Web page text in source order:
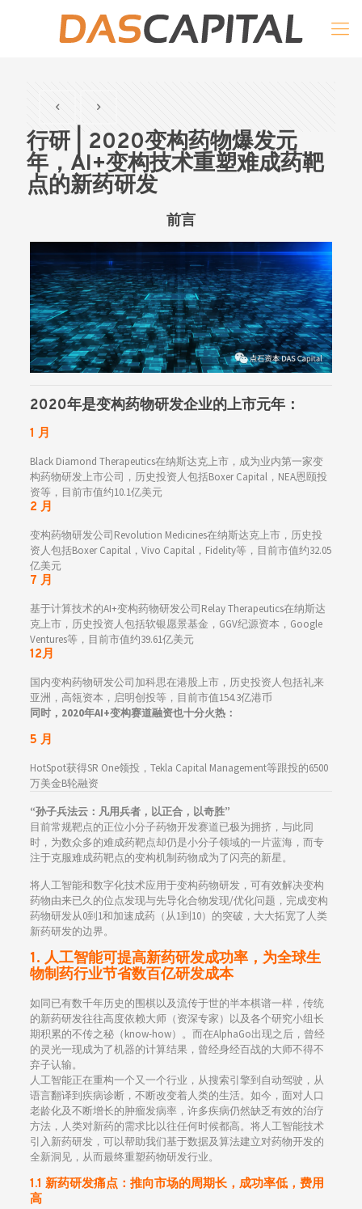
行研 | 2020变构药物爆发元
年，AI+变构技术重塑难成药靶
点的新药研发
前言
2020年是变构药物研发企业的上市元年：
1 月
Black Diamond Therapeutics在纳斯达克上市，成为业内第一家变
构药物研发上市公司，历史投资人包括Boxer Capital，NEA恩颐投
资等，目前市值约10.1亿美元
2 月
变构药物研发公司Revolution Medicines在纳斯达克上市，历史投
资人包括Boxer Capital，Vivo Capital，Fidelity等，目前市值约32.05
亿美元
7 月
基于计算技术的AI+变构药物研发公司Relay Therapeutics在纳斯达
克上市，历史投资人包括软银愿景基金，GGV纪源资本，Google
Ventures等，目前市值约39.61亿美元
12月
国内变构药物研发公司加科思在港股上市，历史投资人包括礼来
亚洲，高瓴资本，启明创投等，目前市值154.3亿港币
同时，2020年AI+变构赛道融资也十分火热：
5 月
HotSpot获得SR One领投，Tekla Capital Management等跟投的6500
万美金B轮融资
“孙子兵法云：凡用兵者，以正合，以奇胜”
目前常规靶点的正位小分子药物开发赛道已极为拥挤，与此同
时，为数众多的难成药靶点却仍是小分子领域的一片蓝海，而专
注于克服难成药靶点的变构机制药物成为了闪亮的新星。
将人工智能和数字化技术应用于变构药物研发，可有效解决变构
药物由来已久的位点发现与先导化合物发现/优化问题，完成变构
药物研发从0到1和加速成药（从1到10）的突破，大大拓宽了人类
新药研发的边界。
1. 人工智能可提高新药研发成功率，为全球生
物制药行业节省数百亿研发成本
如同已有数千年历史的围棋以及流传于世的半本棋谱一样，传统
的新药研发往往高度依赖大师（资深专家）以及各个研究小组长
期积累的不传之秘（know-how）。而在AlphaGo出现之后，曾经
的灵光一现成为了机器的计算结果，曾经身经百战的大师不得不
弃子认输。
人工智能正在重构一个又一个行业，从搜索引擎到自动驾驶，从
语言翻译到疾病诊断，不断改变着人类的生活。如今，面对人口
老龄化及不断增长的肿瘤发病率，许多疾病仍然缺乏有效的治疗
方法，人类对新药的需求比以往任何时候都高。将人工智能技术
引入新药研发，可以帮助我们基于数据及算法建立对药物开发的
全新洞见，从而最终重塑药物研发行业。
1.1 新药研发痛点：推向市场的周期长，成功率低，费用
高